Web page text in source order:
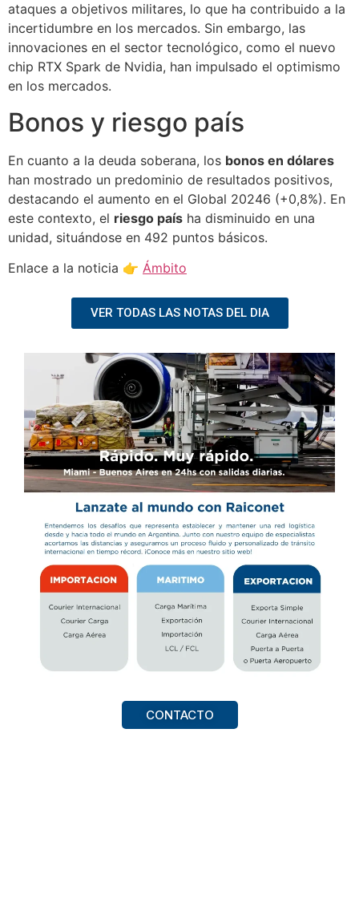
ataques a objetivos militares, lo que ha contribuido a la
incertidumbre en los mercados. Sin embargo, las
innovaciones en el sector tecnológico, como el nuevo
chip RTX Spark de Nvidia, han impulsado el optimismo
en los mercados.
Bonos y riesgo país
En cuanto a la deuda soberana, los bonos en dólares
han mostrado un predominio de resultados positivos,
destacando el aumento en el Global 20246 (+0,8%). En
este contexto, el riesgo país ha disminuido en una
unidad, situándose en 492 puntos básicos.
Enlace a la noticia 👉 Ámbito
VER TODAS LAS NOTAS DEL DIA
CONTACTO